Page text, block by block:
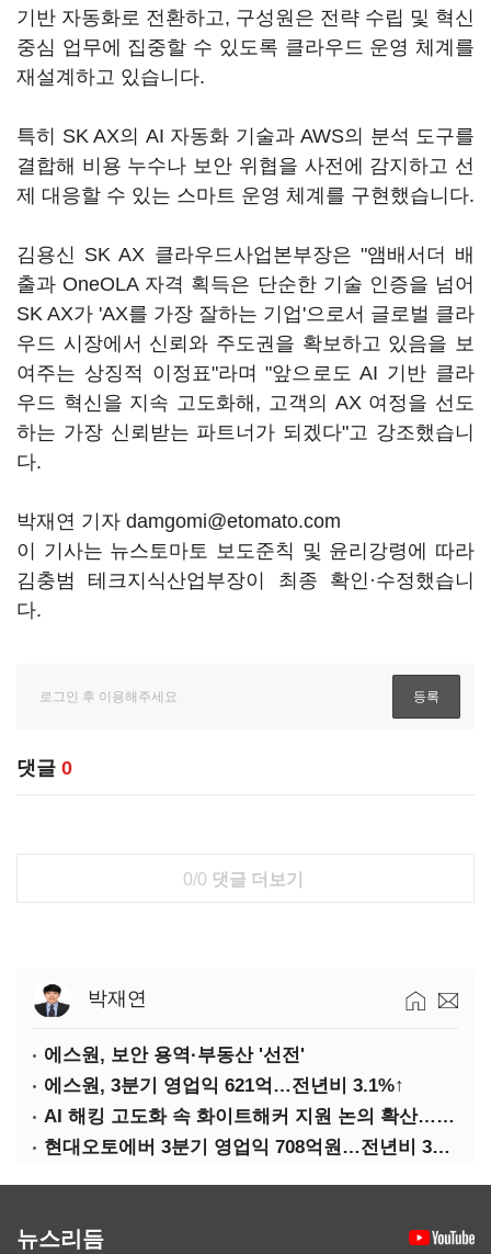
기반 자동화로 전환하고, 구성원은 전략 수립 및 혁신
중심 업무에 집중할 수 있도록 클라우드 운영 체계를
재설계하고 있습니다.
특히 SK AX의 AI 자동화 기술과 AWS의 분석 도구를
결합해 비용 누수나 보안 위협을 사전에 감지하고 선
제 대응할 수 있는 스마트 운영 체계를 구현했습니다.
김용신 SK AX 클라우드사업본부장은 "앰배서더 배
출과 OneOLA 자격 획득은 단순한 기술 인증을 넘어
SK AX가 'AX를 가장 잘하는 기업'으로서 글로벌 클라
우드 시장에서 신뢰와 주도권을 확보하고 있음을 보
여주는 상징적 이정표"라며 "앞으로도 AI 기반 클라
우드 혁신을 지속 고도화해, 고객의 AX 여정을 선도
하는 가장 신뢰받는 파트너가 되겠다"고 강조했습니
다.
박재연 기자 damgomi@etomato.com
이 기사는 뉴스토마토 보도준칙 및 윤리강령에 따라
김충범 테크지식산업부장이 최종 확인·수정했습니
다.
댓글 0
0/0 댓글 더보기
박재연
에스원, 보안 용역·부동산 '선전'
에스원, 3분기 영업익 621억…전년비 3.1%↑
AI 해킹 고도화 속 화이트해커 지원 논의 확산…'버그바운티' 재조명
현대오토에버 3분기 영업익 708억원…전년비 34.8%↑
뉴스리듬